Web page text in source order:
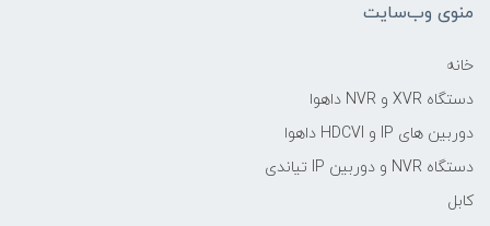
منوی وب‌سایت
خانه
دستگاه XVR و NVR داهوا
دوربین های IP و HDCVI داهوا
دستگاه NVR و دوربین IP تیاندی
کابل